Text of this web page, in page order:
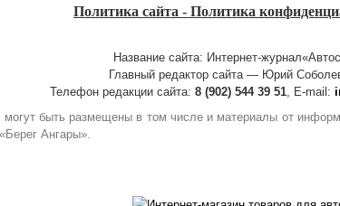
Политика сайта - Политика
Название сайта: Интернет-
Главный редактор сайта — Юрий
Телефон редакции сайта: 8 (902) 544 39 51 , E-mail:
могут быть размещены в том числе и материалы от
Ангары».